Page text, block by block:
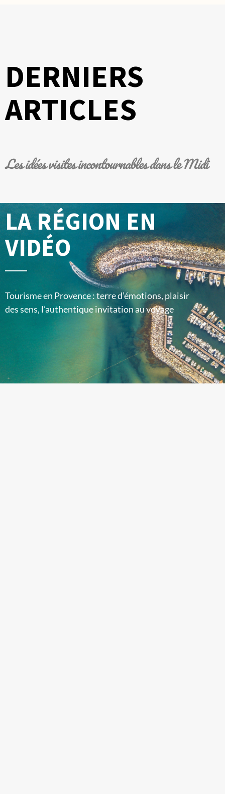
DERNIERS
ARTICLES
Les idées visitesincontournablesdans le Midi
LA RÉGION EN
VIDÉO
Tourisme en Provence : terre d’émotions, plaisir
des sens, l’authentique invitation au voyage